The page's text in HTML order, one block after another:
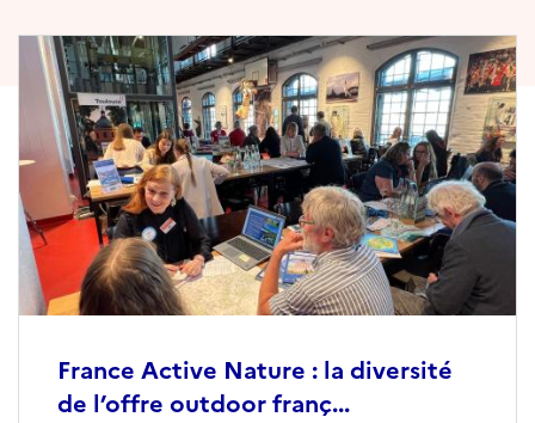
France Active Nature : la diversité
de l’offre outdoor franç...